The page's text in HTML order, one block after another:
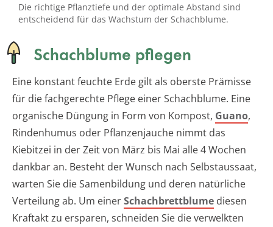
Die richtige Pflanztiefe und der optimale Abstand sind
entscheidend für das Wachstum der Schachblume.
Schachblume pflegen
Eine konstant feuchte Erde gilt als oberste Prämisse
für die fachgerechte Pflege einer Schachblume. Eine
organische Düngung in Form von Kompost, Guano,
Rindenhumus oder Pflanzenjauche nimmt das
Kiebitzei in der Zeit von März bis Mai alle 4 Wochen
dankbar an. Besteht der Wunsch nach Selbstaussaat,
warten Sie die Samenbildung und deren natürliche
Verteilung ab. Um einerSchachbrettblume diesen
Kraftakt zu ersparen, schneiden Sie die verwelkten